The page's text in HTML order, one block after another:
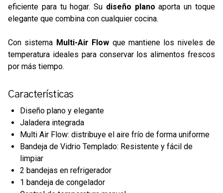
eficiente para tu hogar. Su diseño plano aporta un toque
elegante que combina con cualquier cocina.
Con sistema Multi-Air Flow que mantiene los niveles de
temperatura ideales para conservar los alimentos frescos
por más tiempo.
Características
Diseño plano y elegante
Jaladera integrada
Multi Air Flow: distribuye el aire frío de forma uniforme
Bandeja de Vidrio Templado: Resistente y fácil de
limpiar
2 bandejas en refrigerador
1 bandeja de congelador